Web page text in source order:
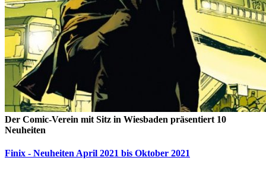
Der Comic-Verein mit Sitz in Wiesbaden präsentiert 10
Neuheiten
Finix - Neuheiten April 2021 bis Oktober 2021